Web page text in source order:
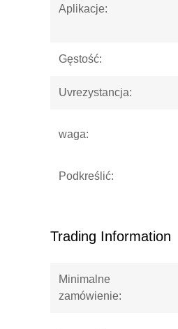
Aplikacje:
Gęstość:
Uvrezystancja:
waga:
Podkreślić:
Trading Information
Minimalne
zamówienie: